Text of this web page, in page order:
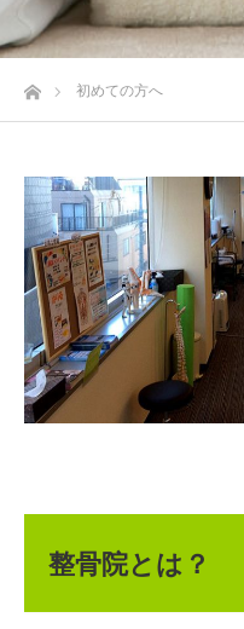
ホーム初めての方へ
整骨院とは？